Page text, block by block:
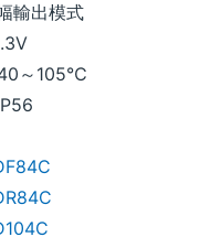
輸出模式
～105℃